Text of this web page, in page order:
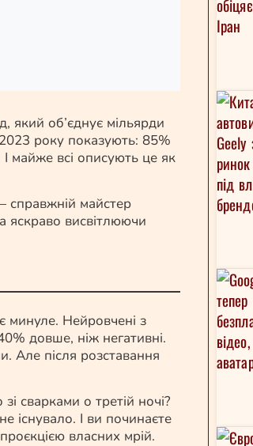
який об’єднує мільярди
року показують: 85%
майже всі описують це як
справжній майстер
яскраво висвітлюючи
минуле. Нейровчені з
довше, ніж негативні.
Але після розставання
сварками о третій ночі?
існувало. І ви починаєте
власних мрій.